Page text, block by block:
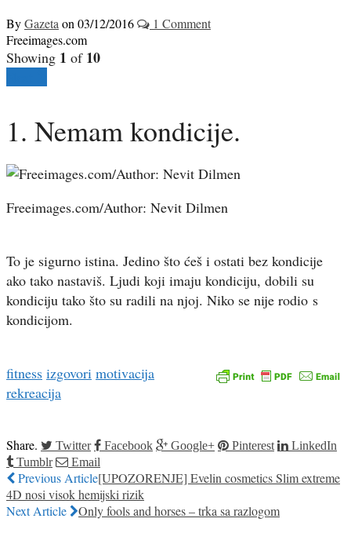
ByGazeta on 03/12/2016
1 Comment
Freeimages.com
Showing 1 of 10
1. Nemam kondicije.
Freeimages.com/Author: Nevit Dilmen
To je sigurno istina. Jedino što ćeš i ostati bez kondicije
ako tako nastaviš. Ljudi koji imaju kondiciju, dobili su
kondiciju tako što su radili na njoj. Niko se nije rodio s
kondicijom.
fitness izgovori motivacija
rekreacija
Share. Twitter Facebook Google+ Pinterest
LinkedIn
Tumblr
Email
Previous Article[UPOZORENJE] Evelin cosmetics Slim extreme
4D nosi visok hemijski rizik
Next Article
Only fools and horses – trka sa razlogom